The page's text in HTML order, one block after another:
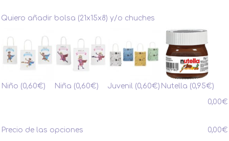
Quiero añadir bolsa (21x15x8) y/o chuches
Niño (0,60€) Niña (0,60€) Juvenil (0,60€) Nutella (0,95€)
0,00€
Precio de las opciones 0,00€